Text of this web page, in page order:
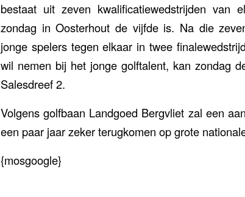
bestaat uit zeven kwalificatiewedstrijden van
zondag in Oosterhout de vijfde is. Na die
jonge spelers tegen elkaar in twee
wil nemen bij het jonge golftalent, kan zondag
Salesdreef 2.
Volgens golfbaan Landgoed Bergvliet zal een
een paar jaar zeker terugkomen op grote
{mosgoogle}